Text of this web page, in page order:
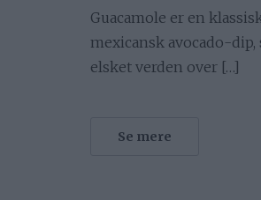
Guacamole er en
mexicansk avocado-dip,
elsket verden over […]
Se mere